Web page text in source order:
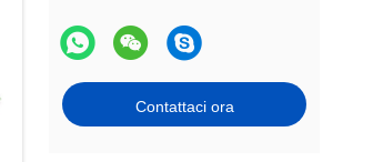
Contattaci ora